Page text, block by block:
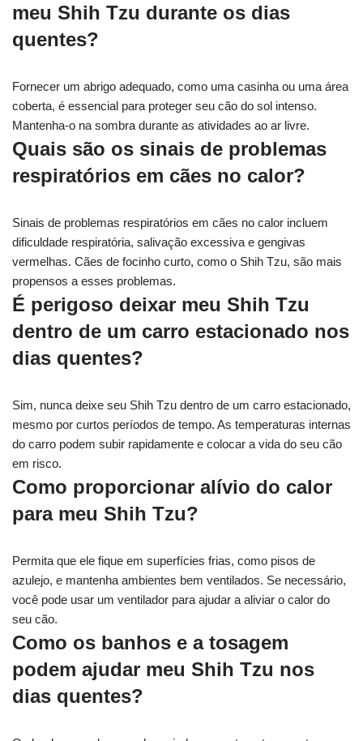
meu Shih Tzu durante os dias
quentes?
Fornecer um abrigo adequado, como uma casinha ou uma área
coberta, é essencial para proteger seu cão do sol intenso.
Mantenha-o na sombra durante as atividades ao ar livre.
Quais são os sinais de problemas
respiratórios em cães no calor?
Sinais de problemas respiratórios em cães no calor incluem
dificuldade respiratória, salivação excessiva e gengivas
vermelhas. Cães de focinho curto, como o Shih Tzu, são mais
propensos a esses problemas.
É perigoso deixar meu Shih Tzu
dentro de um carro estacionado nos
dias quentes?
Sim, nunca deixe seu Shih Tzu dentro de um carro estacionado,
mesmo por curtos períodos de tempo. As temperaturas internas
do carro podem subir rapidamente e colocar a vida do seu cão
em risco.
Como proporcionar alívio do calor
para meu Shih Tzu?
Permita que ele fique em superfícies frias, como pisos de
azulejo, e mantenha ambientes bem ventilados. Se necessário,
você pode usar um ventilador para ajudar a aliviar o calor do
seu cão.
Como os banhos e a tosagem
podem ajudar meu Shih Tzu nos
dias quentes?